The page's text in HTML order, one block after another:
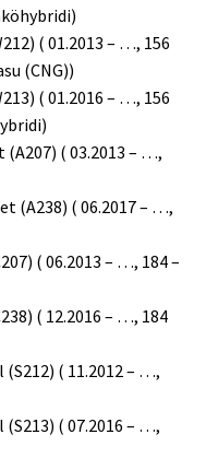
( 01.2013 – …, 156
(CNG))
( 01.2016 – …, 156
(A207) ( 03.2013 – …,
(A238) ( 06.2017 – …,
( 06.2013 – …, 184 –
( 12.2016 – …, 184
(S212) ( 11.2012 – …,
(S213) ( 07.2016 – …,